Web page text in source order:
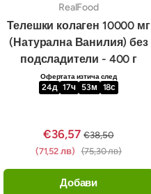
RealFood
Телешки колаген 10000 мг
(Натурална Ванилия) без
подсладители - 400 г
Офертата изтича след
24д 17ч 53м 17с
€36,57 €38,50
(71,52 лв) (75,30 лв)
Добави